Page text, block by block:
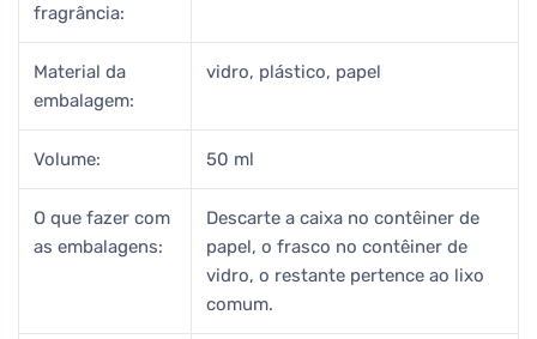
fragrância:
Material da
embalagem:
vidro, plástico, papel
Volume: 50 ml
O que fazer com
as embalagens:
Descarte a caixa no contêiner de
papel, o frasco no contêiner de
vidro, o restante pertence ao lixo
comum.